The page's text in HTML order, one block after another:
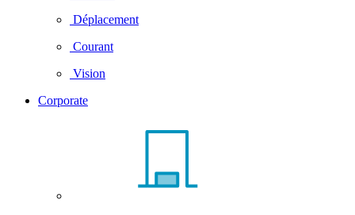
Déplacement
Courant
Vision
Corporate